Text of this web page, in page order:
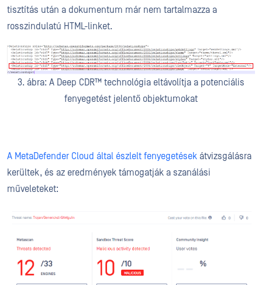
tisztítás után a dokumentum már nem tartalmazza a
rosszindulatú HTML-linket.
3. ábra: A Deep CDR™ technológia eltávolítja a potenciális
fenyegetést jelentő objektumokat
A MetaDefender Cloud által észlelt fenyegetések átvizsgálásra
kerültek, és az eredmények támogatják a szanálási
műveleteket: